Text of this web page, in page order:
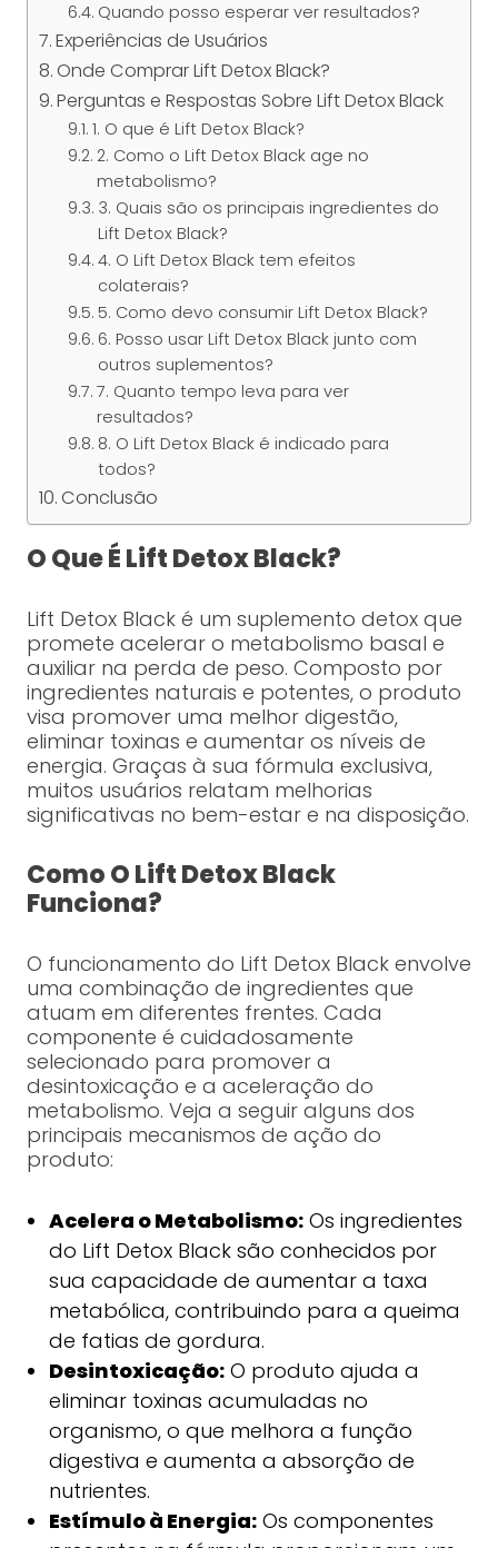
Quando posso esperar ver resultados?
Experiências de Usuários
Onde Comprar Lift Detox Black?
Perguntas e Respostas Sobre Lift Detox Black
1. O que é Lift Detox Black?
2. Como o Lift Detox Black age no
metabolismo?
3. Quais são os principais ingredientes do
Lift Detox Black?
4. O Lift Detox Black tem efeitos
colaterais?
5. Como devo consumir Lift Detox Black?
6. Posso usar Lift Detox Black junto com
outros suplementos?
7. Quanto tempo leva para ver
resultados?
8. O Lift Detox Black é indicado para
todos?
Conclusão
O Que É Lift Detox Black?
Lift Detox Black é um suplemento detox que
promete acelerar o metabolismo basal e
auxiliar na perda de peso. Composto por
ingredientes naturais e potentes, o produto
visa promover uma melhor digestão,
eliminar toxinas e aumentar os níveis de
energia. Graças à sua fórmula exclusiva,
muitos usuários relatam melhorias
significativas no bem-estar e na disposição.
Como O Lift Detox Black
Funciona?
O funcionamento do Lift Detox Black envolve
uma combinação de ingredientes que
atuam em diferentes frentes. Cada
componente é cuidadosamente
selecionado para promover a
desintoxicação e a aceleração do
metabolismo. Veja a seguir alguns dos
principais mecanismos de ação do
produto:
Acelera o Metabolismo:Os ingredientes
do Lift Detox Black são conhecidos por
sua capacidade de aumentar a taxa
metabólica, contribuindo para a queima
de fatias de gordura.
Desintoxicação:O produto ajuda a
eliminar toxinas acumuladas no
organismo, o que melhora a função
digestiva e aumenta a absorção de
nutrientes.
Estímulo à Energia:Os componentes